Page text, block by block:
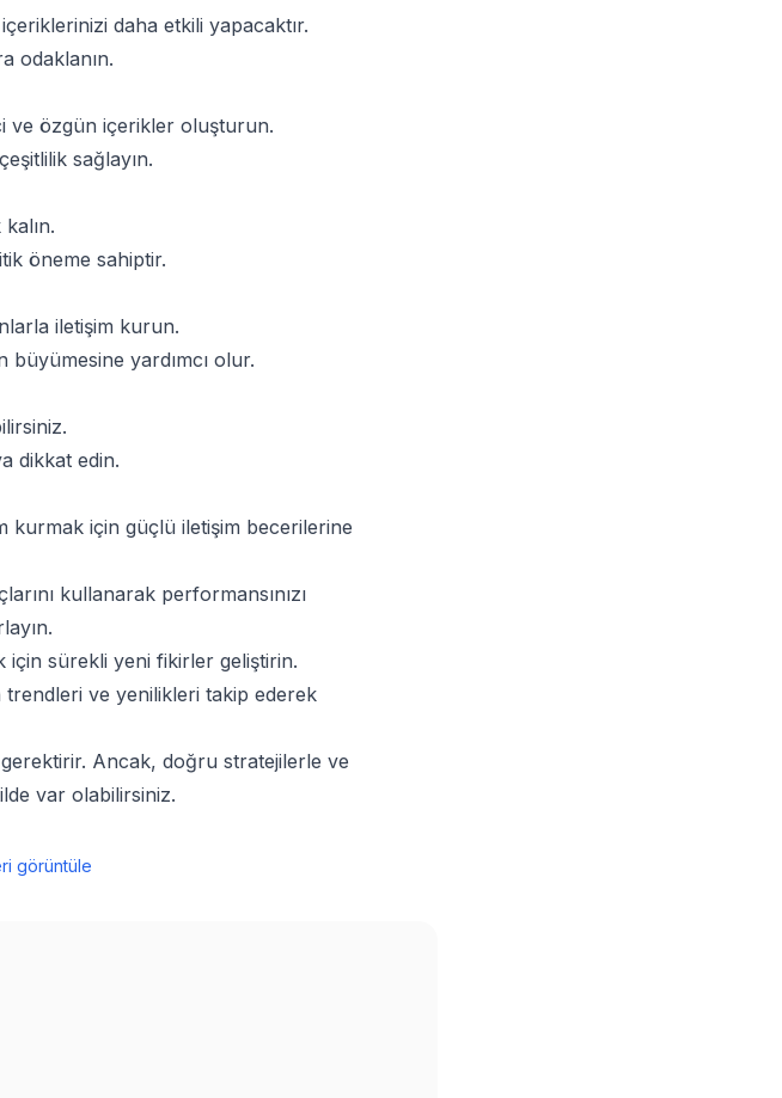
daha etkili yapacaktır.
odaklanın.
ve özgün içerikler oluşturun.
sağlayın.
öneme sahiptir.
iletişim kurun.
büyümesine yardımcı olur.
dikkat edin.
kurmak için güçlü iletişim becerilerine
kullanarak performansınızı
için sürekli yeni fikirler geliştirin.
trendleri ve yenilikleri takip ederek
Ancak, doğru stratejilerle ve
var olabilirsiniz.
görüntüle